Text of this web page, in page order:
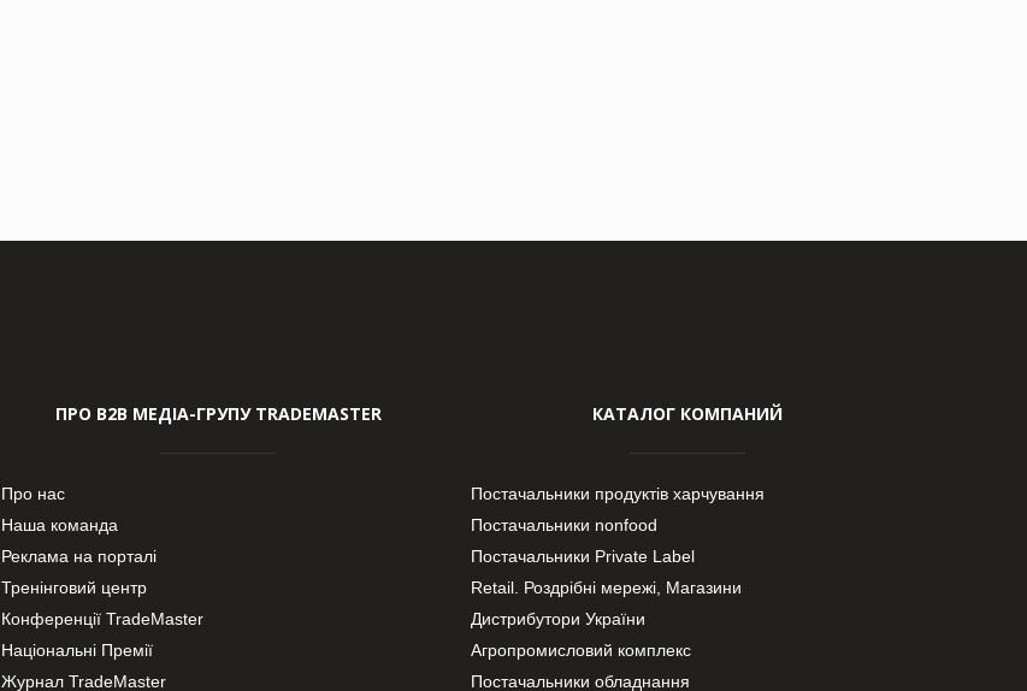
ПРО В2В МЕДІА-ГРУПУ TRADEMASTER
Про нас
Наша команда
Реклама на порталі
Тренінговий центр
Конференції TradeMaster
Національні Премії
Журнал TradeMaster
КАТАЛОГ КОМПАНИЙ
Постачальники продуктів харчування
Постачальники nonfood
Постачальники Private Label
Retail. Роздрібні мережі, Магазини
Дистрибутори України
Агропромисловий комплекс
Постачальники обладнання